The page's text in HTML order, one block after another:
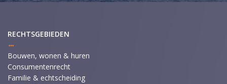
RECHTSGEBIEDEN
Bouwen, wonen & huren
Consumentenrecht
Familie & echtscheiding